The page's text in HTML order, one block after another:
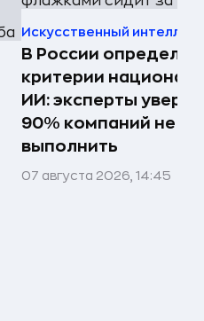
Искусственный
В России
критерии
ИИ: эксперты
90% компаний не
выполнить
07 августа 2026, 14:45